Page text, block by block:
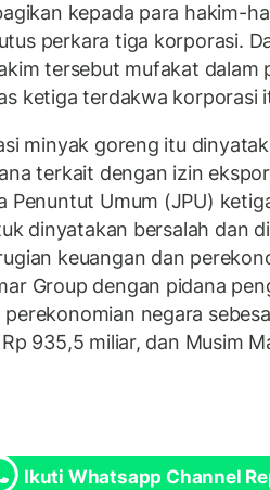
kepada para hakim-
perkara tiga korporasi.
tersebut mufakat dalam
ketiga terdakwa korporasi
minyak goreng itu
terkait dengan izin
Penuntut Umum (JPU)
dinyatakan bersalah dan
keuangan dan
Group dengan pidana
negara
935,5 miliar, dan Musim
Ikuti Whatsapp Channel